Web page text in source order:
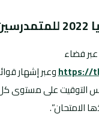
فضاء
https://وعبر إشهار
التوقيت على مستوى
الامتحان”.